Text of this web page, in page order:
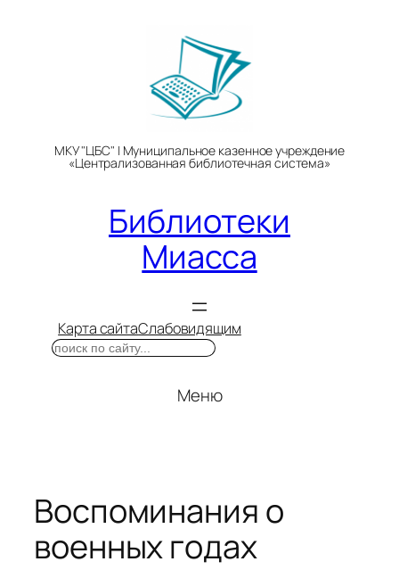
МКУ "ЦБС" | Муниципальное казенное учреждение
«Централизованная библиотечная система»
Библиотеки
Миасса
Карта сайтаСлабовидящим
Поиск
Меню
Воспоминания о
военных годах